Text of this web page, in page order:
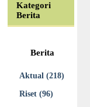
Kategori
Berita
Berita
Aktual (218)
Riset (96)